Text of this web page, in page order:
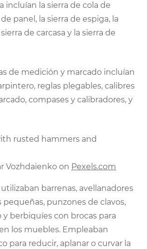
incluían la sierra de cola de
panel, la sierra de espiga, la
de carcasa y la sierra de
de medición y marcado incluían
reglas plegables, calibres
compases y calibradores, y
Vozhdaienko on Pexels.com
barrenas, avellanadores
pequeñas, punzones de clavos,
y berbiquíes con brocas para
los muebles. Empleaban
para reducir, aplanar o curvar la